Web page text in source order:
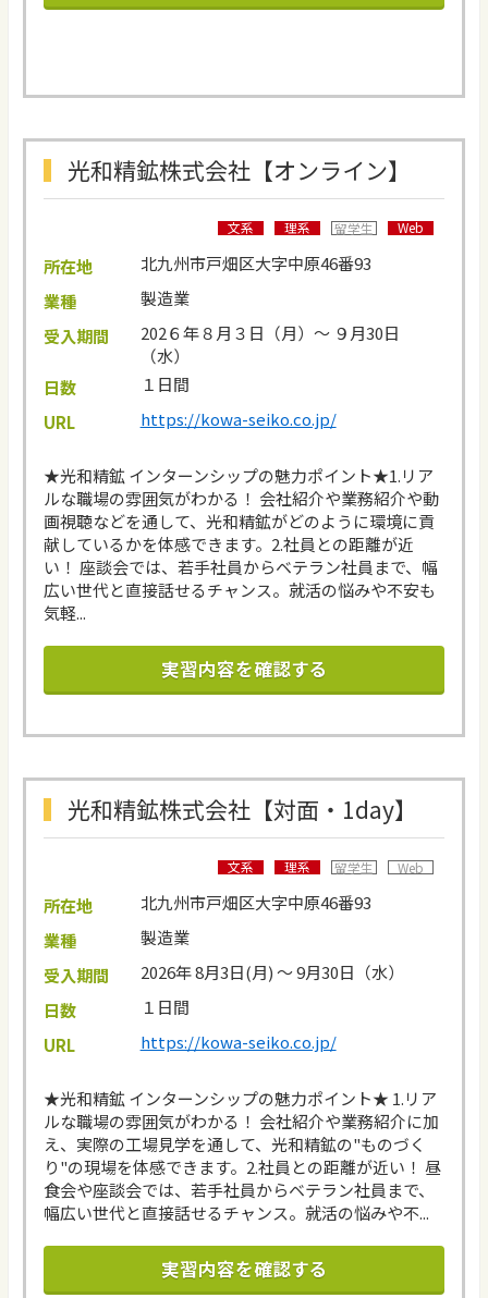
光和精鉱株式会社【オンライン】
文系 理系 留学生 Web
所在地
北九州市戸畑区大字中原46番93
業種
製造業
受入期間
202６年８月３日（月）～ ９月30日
（水）
日数
１日間
URL
https://kowa-seiko.co.jp/
★光和精鉱 インターンシップの魅力ポイント★1.リア
ルな職場の雰囲気がわかる！ 会社紹介や業務紹介や動
画視聴などを通して、光和精鉱がどのように環境に貢
献しているかを体感できます。2.社員との距離が近
い！ 座談会では、若手社員からベテラン社員まで、幅
広い世代と直接話せるチャンス。就活の悩みや不安も
気軽...
実習内容を確認する
光和精鉱株式会社【対面・1day】
文系 理系 留学生 Web
所在地
北九州市戸畑区大字中原46番93
業種
製造業
受入期間
2026年 8月3日(月) ～ 9月30日（水）
日数
１日間
URL
https://kowa-seiko.co.jp/
★光和精鉱 インターンシップの魅力ポイント★ 1.リア
ルな職場の雰囲気がわかる！ 会社紹介や業務紹介に加
え、実際の工場見学を通して、光和精鉱の"ものづく
り"の現場を体感できます。2.社員との距離が近い！ 昼
食会や座談会では、若手社員からベテラン社員まで、
幅広い世代と直接話せるチャンス。就活の悩みや不...
実習内容を確認する